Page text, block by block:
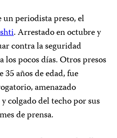
periodista preso, el
. Arrestado en octubre y
contra la seguridad
los pocos días. Otros presos
años de edad, fue
amenazado
colgado del techo por sus
de prensa.